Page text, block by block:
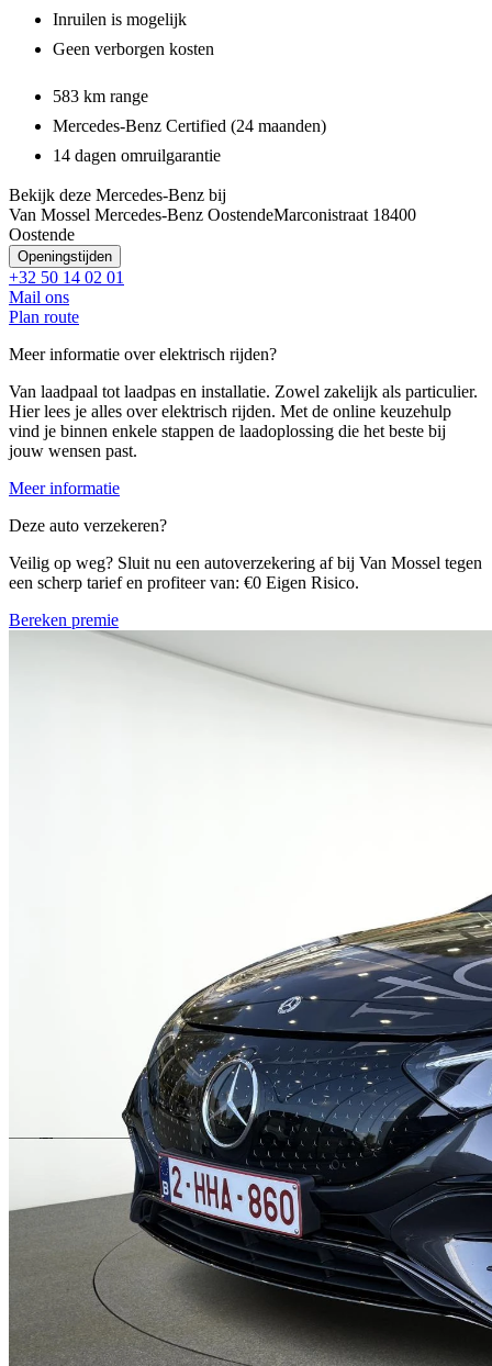
Inruilen is mogelijk
Geen verborgen kosten
583 km range
Mercedes-Benz Certified (24 maanden)
14 dagen omruilgarantie
Bekijk deze Mercedes-Benz bij
Van Mossel Mercedes-Benz OostendeMarconistraat 18400
Oostende
Openingstijden
+32 50 14 02 01
Mail ons
Plan route
Meer informatie over elektrisch rijden?
Van laadpaal tot laadpas en installatie. Zowel zakelijk als particulier.
Hier lees je alles over elektrisch rijden. Met de online keuzehulp
vind je binnen enkele stappen de laadoplossing die het beste bij
jouw wensen past.
Meer informatie
Deze auto verzekeren?
Veilig op weg? Sluit nu een autoverzekering af bij Van Mossel tegen
een scherp tarief en profiteer van: €0 Eigen Risico.
Bereken premie